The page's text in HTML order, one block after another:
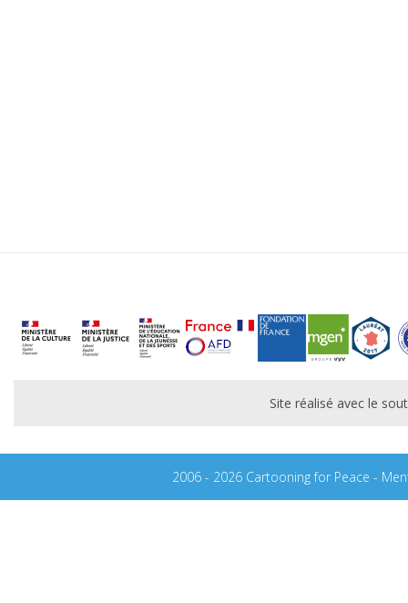
Site réalisé avec le
2006 - 2026 Cartooning for Peace -